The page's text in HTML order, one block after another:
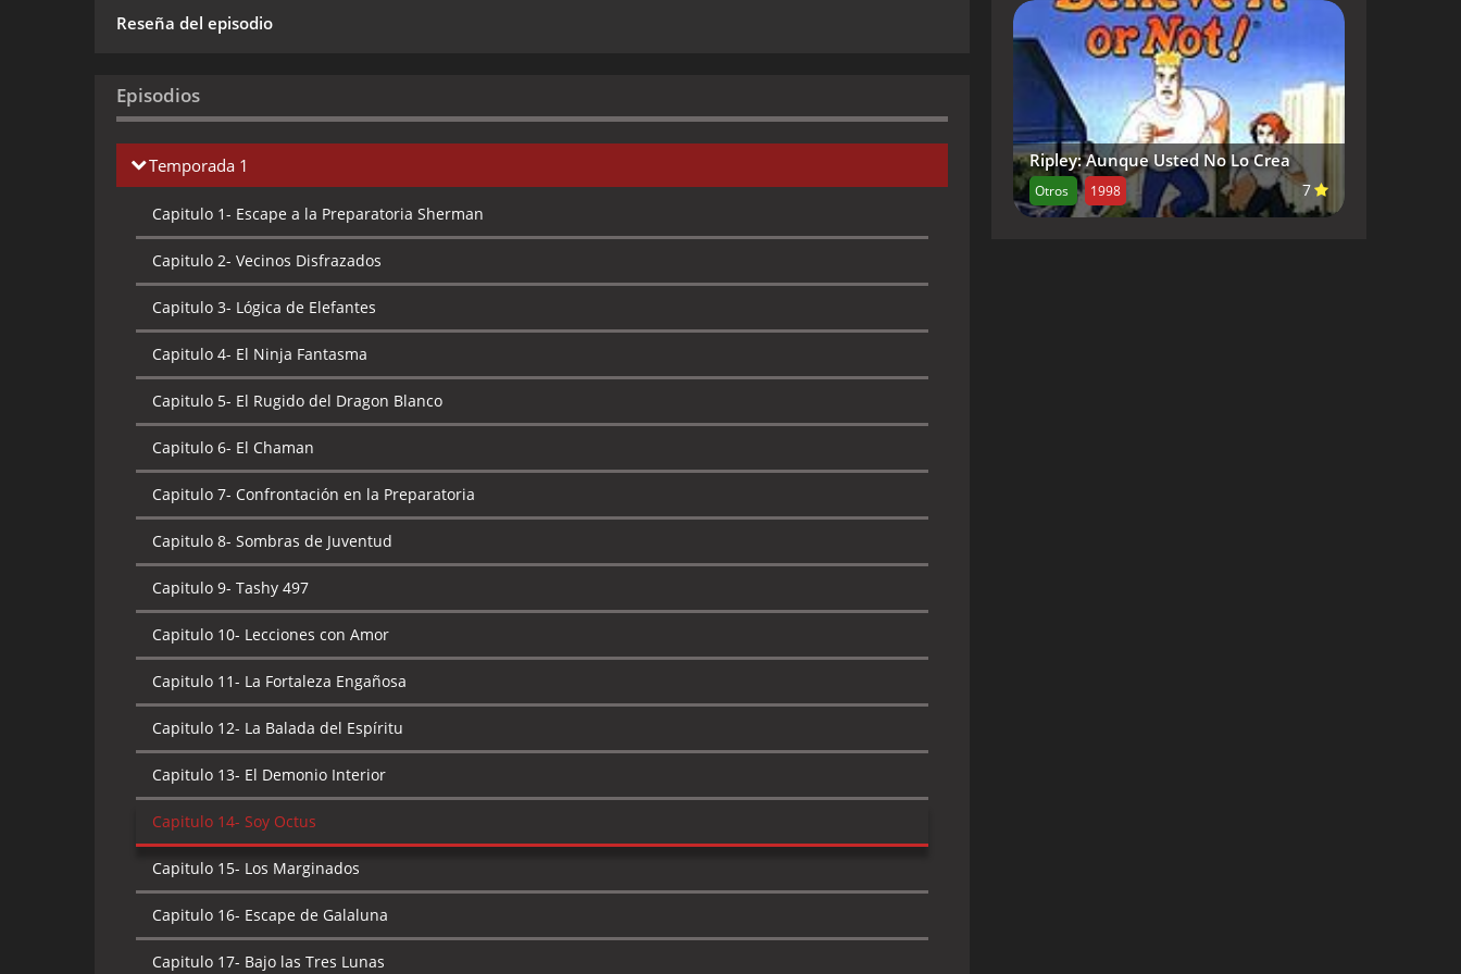
Reseña del episodio
Episodios
Temporada 1
Capitulo 1- Escape a la Preparatoria Sherman
Capitulo 2- Vecinos Disfrazados
Capitulo 3- Lógica de Elefantes
Capitulo 4- El Ninja Fantasma
Capitulo 5- El Rugido del Dragon Blanco
Capitulo 6- El Chaman
Capitulo 7- Confrontación en la Preparatoria
Capitulo 8- Sombras de Juventud
Capitulo 9- Tashy 497
Capitulo 10- Lecciones con Amor
Capitulo 11- La Fortaleza Engañosa
Capitulo 12- La Balada del Espíritu
Capitulo 13- El Demonio Interior
Capitulo 14- Soy Octus
Capitulo 15- Los Marginados
Capitulo 16- Escape de Galaluna
Capitulo 17- Bajo las Tres Lunas
Ripley: Aunque Usted No Lo Crea
Otros 1998 7